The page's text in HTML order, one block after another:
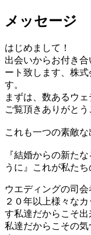
メッセージ
はじめまして！
出会いからお付き
ート致します、株
す。
まずは、数あるウ
ご覧頂きありがとう
これも一つの素敵な
『結婚からの新た
うに』これが私たち
ウエディングの司会
２０年以上様々な
す私達だからこそ出
私達だからこその